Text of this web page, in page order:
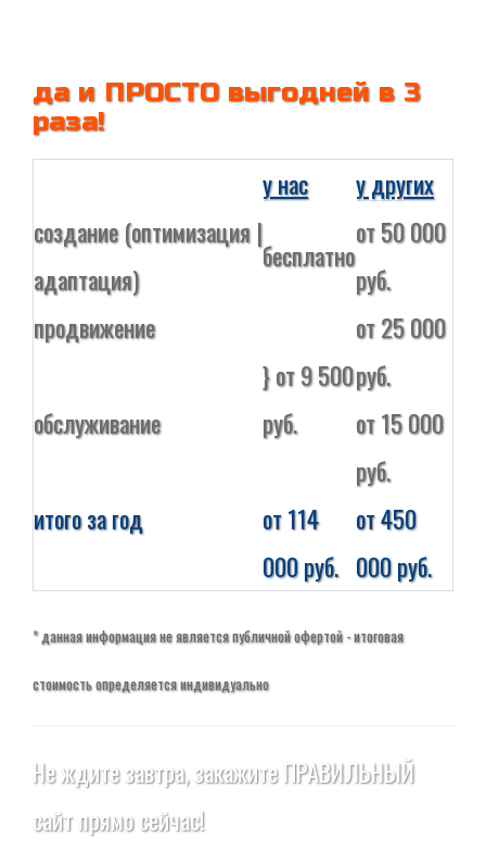
да и ПРОСТО выгодней в 3
раза!
у нас
у других
создание (оптимизация |
адаптация)
бесплатно
от 50 000
руб.
продвижение
} от 9 500
руб.
от 25 000
руб.
обслуживание
от 15 000
руб.
итого за год
от 114
000 руб.
от 450
000 руб.
* данная информация не является публичной офертой - итоговая
стоимость определяется индивидуально
Не ждите завтра, закажите ПРАВИЛЬНЫЙ
сайт прямо сейчас!